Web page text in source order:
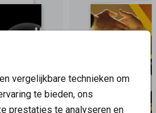
vergelijkbare technieken om
te bieden, ons
prestaties te analyseren en